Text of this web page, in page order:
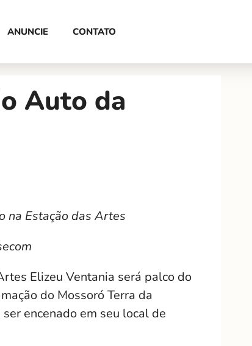
ANUNCIE CONTATO
Auto da
na Estação das Artes
Elizeu Ventania será palco do
do Mossoró Terra da
encenado em seu local de